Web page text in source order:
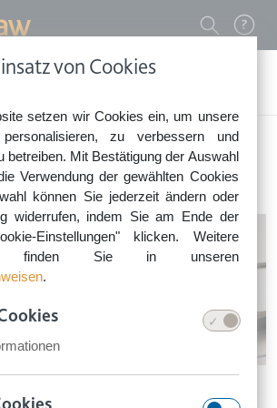
von Cookies
setzen wir Cookies ein, um unsere
zu verbessern und
betreiben. Mit Bestätigung der Auswahl
Verwendung der gewählten Cookies
können Sie jederzeit ändern oder
widerrufen, indem Sie am Ende der
Einstellungen" klicken. Weitere
finden Sie in unseren
.
268 (kostenfrei)
Service-Team:
8-18 Uhr